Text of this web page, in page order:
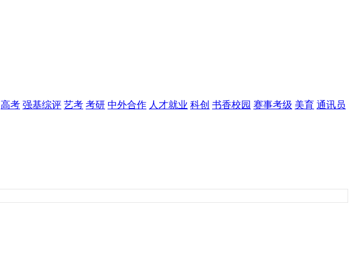
高考 强基综评 艺考 考研 中外合作 人才就业 科创 书香校园 赛事考级 美育 通讯员